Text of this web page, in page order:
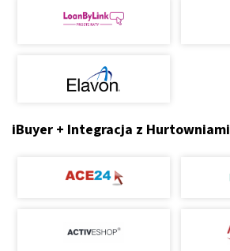
iBuyer + Integracja z Hurtowniami